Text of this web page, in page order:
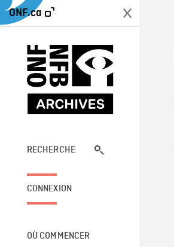
ONF.ca
RECHERCHE
CONNEXION
OÙ COMMENCER